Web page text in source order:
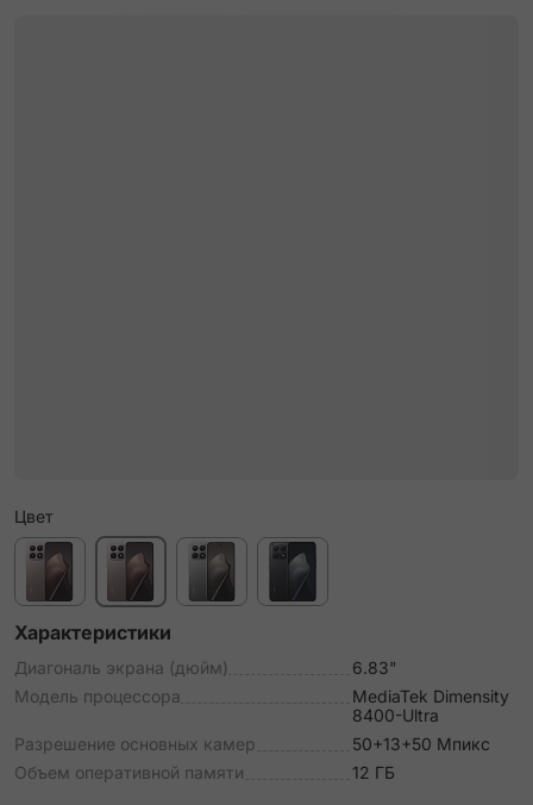
Цвет
Характеристики
Диагональ экрана (дюйм)
6.83"
Модель процессора
MediaTek Dimensity
8400-Ultra
Разрешение основных камер
50+13+50 Мпикс
Объем оперативной памяти
12 ГБ